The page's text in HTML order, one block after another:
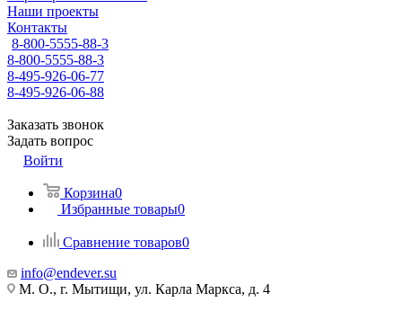
Наши проекты
Контакты
8-800-5555-88-3
8-800-5555-88-3
8-495-926-06-77
8-495-926-06-88
Заказать звонок
Задать вопрос
Войти
Корзина0
Избранные товары0
Сравнение товаров0
info@endever.su
М. О., г. Мытищи, ул. Карла Маркса, д. 4